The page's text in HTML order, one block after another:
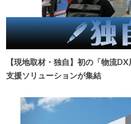
【現地取材・独自】初の「物流
支援ソリューションが集結